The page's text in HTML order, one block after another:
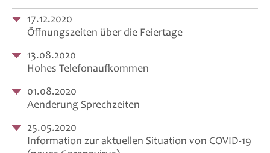
17.12.2020
Öffnungszeiten über die Feiertage
13.08.2020
Hohes Telefonaufkommen
01.08.2020
Aenderung Sprechzeiten
25.05.2020
Information zur aktuellen Situation von COVID-19